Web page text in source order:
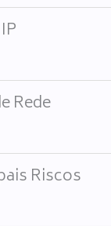
Rede
Riscos